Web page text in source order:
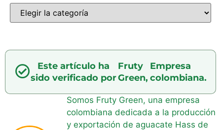
Este artículo ha
sido verificado por
Fruty
Green,
Empresa
colombiana.
Somos Fruty Green, una empresa
colombiana dedicada a la producción
y exportación de aguacate Hass de